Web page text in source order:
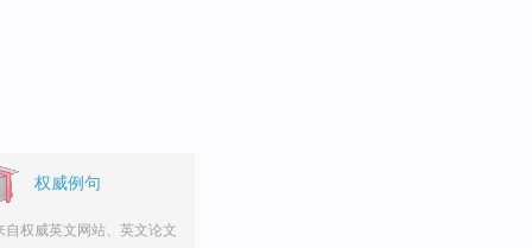
权威例句
自权威英文网站、英文论文